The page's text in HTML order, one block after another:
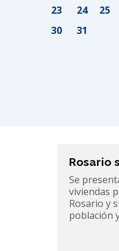
23
24 25
30
31
Rosario
Se
viviendas
Rosario y
población